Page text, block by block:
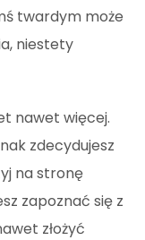
twardym może
niestety
nawet więcej.
zdecydujesz
na stronę
zapoznać się z
złożyć